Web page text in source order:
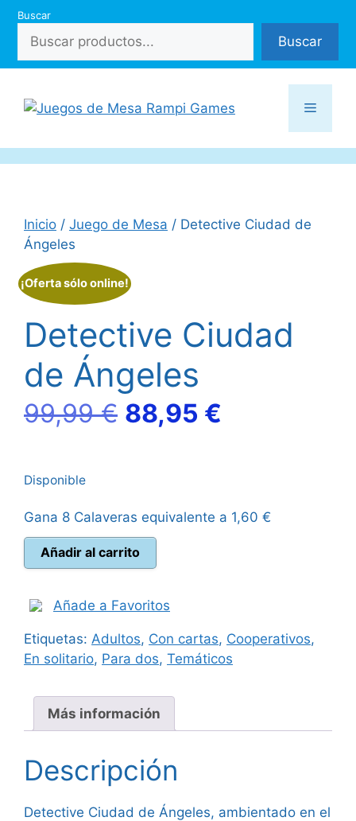
Saltar
contenido
Buscar
Buscar
Menú
Inicio / Juego de Mesa / Detective Ciudad de
Ángeles
¡Oferta sólo online!
Detective Ciudad
de Ángeles
99,99€ El
era:
99,99 €.
88,95 €
es:
Disponible
Gana 8 Calaveras equivalente a 1,60 €
Detective
Ciudad
Ángeles
Añadir al carrito
Añade a Favoritos
Etiquetas: Adultos, Con cartas, Cooperativos,
En solitario, Para dos, Temáticos
Más información
Descripción
Detective Ciudad de Ángeles, ambientado en el